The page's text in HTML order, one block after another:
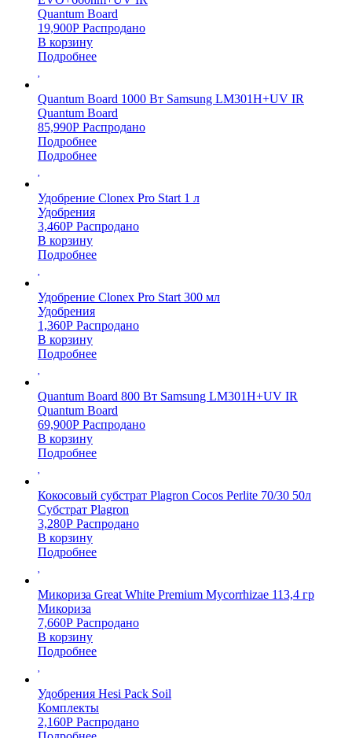
Quantum Board
19,900Р Распродано
В корзину
Подробнее
Quantum Board 1000 Вт Samsung LM301H+UV IR
Quantum Board
85,990Р Распродано
Подробнее
Подробнее
Удобрение Clonex Pro Start 1 л
Удобрения
3,460Р Распродано
В корзину
Подробнее
Удобрение Clonex Pro Start 300 мл
Удобрения
1,360Р Распродано
В корзину
Подробнее
Quantum Board 800 Вт Samsung LM301H+UV IR
Quantum Board
69,900Р Распродано
В корзину
Подробнее
Кокосовый субстрат Plagron Cocos Perlite 70/30 50л
Субстрат Plagron
3,280Р Распродано
В корзину
Подробнее
Микориза Great White Premium Mycorrhizae 113,4 гр
Микориза
7,660Р Распродано
В корзину
Подробнее
Удобрения Hesi Pack Soil
Комплекты
2,160Р Распродано